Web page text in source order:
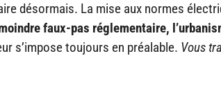
désormais. La mise aux normes
faux-pas réglementaire,
s’impose toujours en préalable. Vous